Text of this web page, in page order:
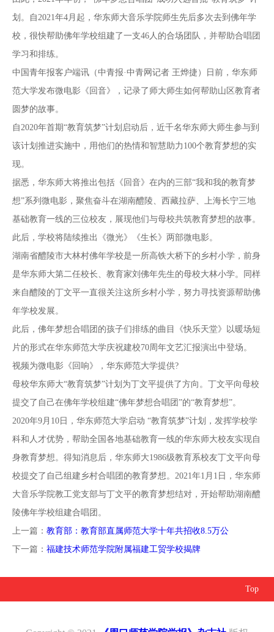
划。自2021年4月起，华东师大音乐学院师生先后多次去到佛年学
校，很快帮助佛年学校组建了一支46人的合场团队，并帮助合唱团
学习和排练。
中国青年报客户端讯（中青报·中青网记者 王烨捷）日前，华东师
范大学发布微电影《回音》，记录了师大师生如何帮助山区教育者
圆梦的故事。
自2020年首期“教育筑梦”计划启动后，近千名华东师大师生参与到
该计划推进实施中，用他们的热情和智慧助力100个教育梦想的实
现。
据悉，华东师大将推出包括《回音》在内的三部“我和我的教育梦
想”系列微电影，聚焦奋斗在湖南醴陵、西藏拉萨、上海长宁三地
基础教育一线的三位校友，展现他们与母校共筑教育梦想的故事。
此后，学校将陆续推出《微光》《生长》两部微电影。
湖南省醴陵市大林村佛年学校是一所高铁大桥下的乡村小学，前身
是华东师大第二任校长、教育家刘佛年先生的母校大林小学。同样
来自醴陵的丁文平一直很关注这所乡村小学，努力寻找资源帮助佛
年学校发展。
此后，佛年梦想合唱团的孩子们排练的曲目《快乐天堂》以暖场短
片的形式在华东师范大学庆祝建校70周年文艺汇报演出中登场。
视频为微电影《回响》，华东师范大学提供?
母校华东师大“教育筑梦”计划为丁文平提供了方向。丁文平向母校
提交了自己在佛年学校组建“佛年梦想合唱团”的“教育梦想”。
2020年9月10日，华东师范大学启动 “教育筑梦”计划，发挥学校学
科和人才优势，帮助全国各地基础教育一线的华东师大校友实现自
身教育梦想。得知消息后，华东师大1986级教育系校友丁文平向母
校提交了自己组建乡村合唱团的教育梦想。2021年1月1日，华东师
大音乐学院教工党支部与丁文平的教育梦想结对，开始帮助湖南醴
陵佛年学校组建合唱团。
上一篇： 教育部：教育部直属师范大学十年共招收8.5万公
下一篇： 福建技术师范学院附属福建工贸学校揭牌
Top